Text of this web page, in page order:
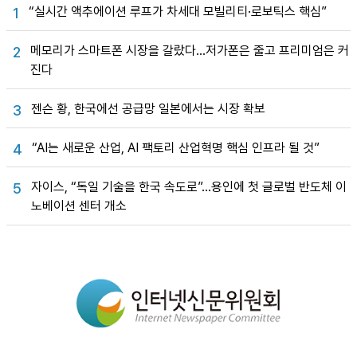
1 “실시간 액추에이션 루프가 차세대 모빌리티·로보틱스 핵심”
2
메모리가 스마트폰 시장을 갈랐다…저가폰은 줄고 프리미엄은 커
진다
3 젠슨 황, 한국에선 공급망 일본에서는 시장 확보
4 “AI는 새로운 산업, AI 팩토리 산업혁명 핵심 인프라 될 것”
5
자이스, “독일 기술을 한국 속도로”…용인에 첫 글로벌 반도체 이
노베이션 센터 개소